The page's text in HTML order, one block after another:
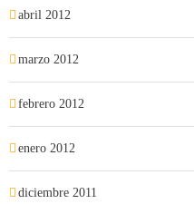
abril 2012
marzo 2012
febrero 2012
enero 2012
diciembre 2011